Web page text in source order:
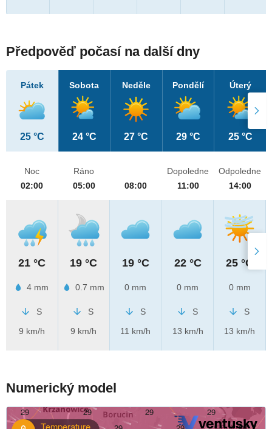
Předpověď počasí na další dny
Pátek
25 °C
Sobota
24 °C
Neděle
27 °C
Pondělí
29 °C
Úterý
25 °C
Noc
02:00
21 °C
4 mm
S
9 km/h
Ráno
05:00
19 °C
0.7 mm
S
9 km/h
08:00
19 °C
0 mm
S
11 km/h
Dopoledne
11:00
22 °C
0 mm
S
13 km/h
Odpoledne
14:00
25 °C
0 mm
S
13 km/h
Numerický model